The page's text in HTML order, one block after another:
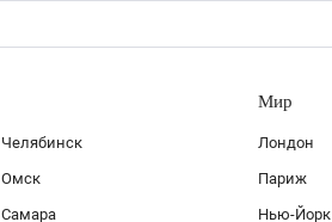
Челябинск
Омск
Самара
Мир
Лондон
Париж
Нью-Йорк